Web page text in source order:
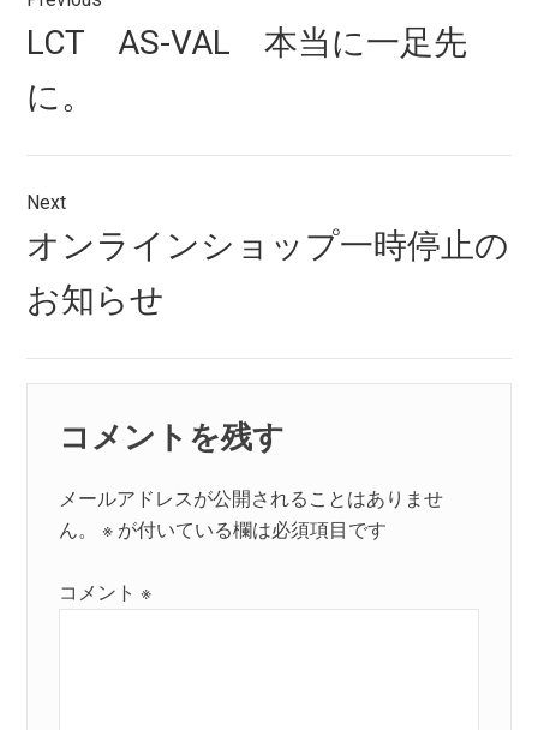
稿
ナ
ビ
ゲ
ー
シ
ョ
Previous
post:
LCT AS-VAL 本当に一足先
に。
Next
Next
post:
オンラインショップ一時停止の
お知らせ
コメントを残す
メールアドレスが公開されることはありませ
ん。
※ が付いている欄は必須項目です
コメント※